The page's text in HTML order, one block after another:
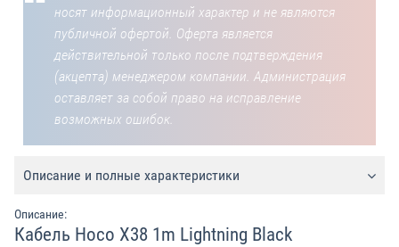
носят информационный характер и не являются
публичной офертой. Оферта является
действительной только после подтверждения
(акцепта) менеджером компании. Администрация
оставляет за собой право на исправление
возможных ошибок.
Описание и полные характеристики
Описание:
Кабель Hoco X38 1m Lightning Black